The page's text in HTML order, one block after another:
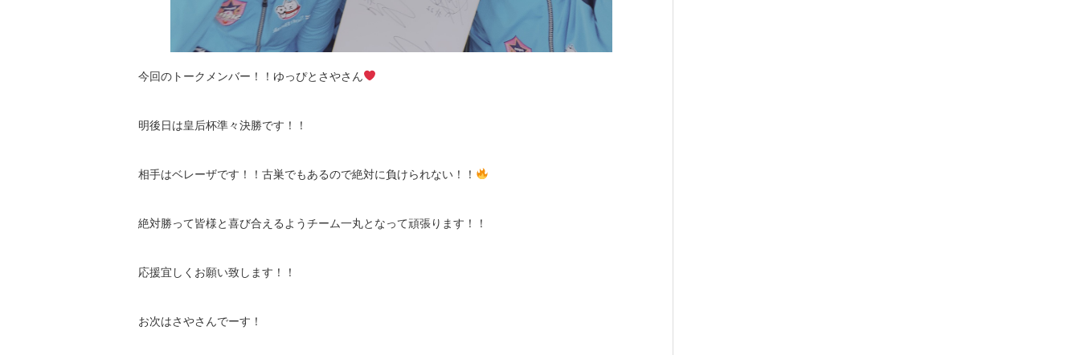
今回のトークメンバー！！ゆっぴとさやさん
明後日は皇后杯準々決勝です！！
相手はベレーザです！！古巣でもあるので絶対に負けられない！！
絶対勝って皆様と喜び合えるようチーム一丸となって頑張ります！！
応援宜しくお願い致します！！
お次はさやさんでーす！